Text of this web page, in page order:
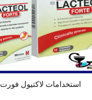
استخدامات لاكتيول فورت